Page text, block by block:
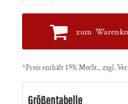
zum
*Preis enthält 19% MwSt., zzgl.
Größentabelle